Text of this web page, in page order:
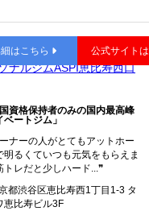
寿
ナルジムASPI恵比寿西口
国資格保持者のみの国内最高峰
ベートジム」
ナーの人がとてもアットホー
明るくていつも元気をもらえま
トレだと少しハード...❞
都渋谷区恵比寿西1丁目1-3 タ
恵比寿ビル3F
はこちら 公式サイト